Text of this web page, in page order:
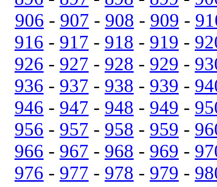
906 - 907 - 908 - 909 -
916 - 917 - 918 - 919 -
926 - 927 - 928 - 929 -
936 - 937 - 938 - 939 -
946 - 947 - 948 - 949 -
956 - 957 - 958 - 959 -
966 - 967 - 968 - 969 -
976 - 977 - 978 - 979 -